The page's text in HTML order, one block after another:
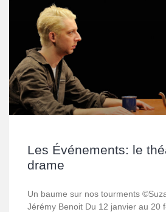
Les Événements: le
drame
Un baume sur nos tourments
Jérémy Benoit Du 12 janvier au 20